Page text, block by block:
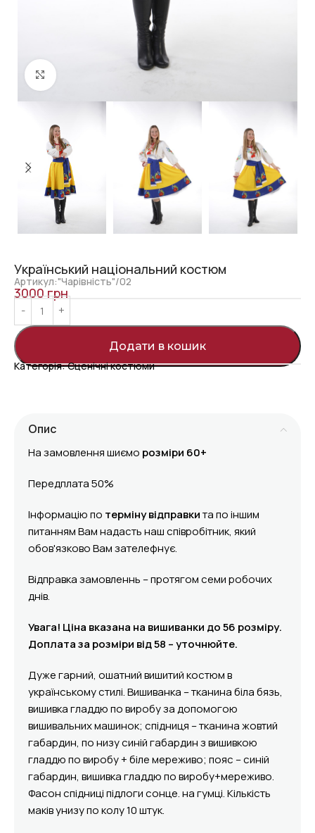
Click to enlarge
Український національний костюм
Артикул:"Чарівність"/02
3000грн
Додати в кошик
Категорія:Сценічні костюми
Опис
На замовлення шиємо розміри 60+
Передплата 50%
Інформацію по терміну відправкита по іншим
питанням Вам надасть наш співробітник, який
обов'язково Вам зателефнує.
Відправка замовленнь – протягом семи робочих
днів.
Увага! Ціна вказана на вишиванки до 56 розміру.
Доплата за розміри від 58 – уточнюйте.
Дуже гарний, ошатний вишитий костюм в
українському стилі. Вишиванка – тканина біла бязь,
вишивка гладдю по виробу за допомогою
вишивальних машинок; спідниця – тканина жовтий
габардин, по низу синій габардин з вишивкою
гладдю по виробу + біле мереживо; пояс – синій
габардин, вишивка гладдю по виробу+мереживо.
Фасон спідниці підлоги сонце. на гумці. Кількість
маків унизу по колу 10 штук.